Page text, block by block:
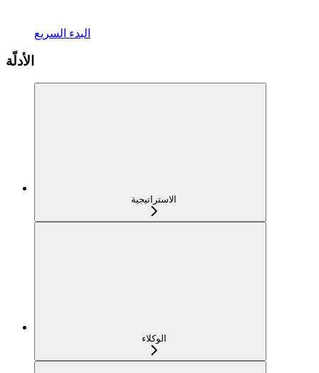
البدء السريع
الأدلّة
الاستراتيجية
الوكلاء